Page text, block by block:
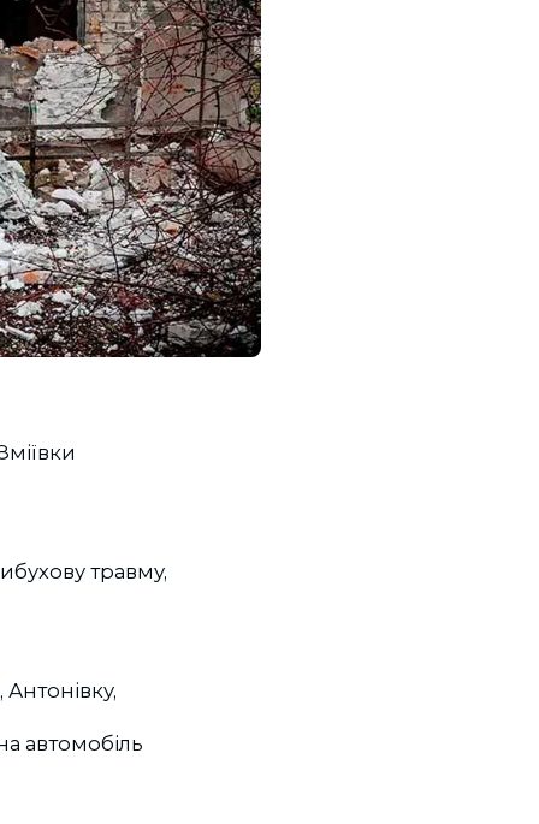
травму,
автомобіль